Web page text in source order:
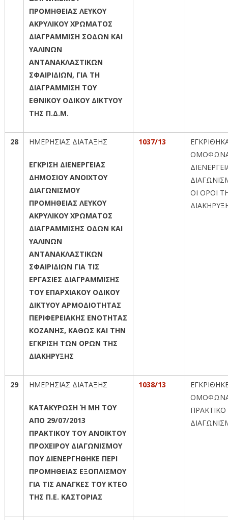
ΠΡΟΜΗΘΕΙΑΣ ΛΕΥΚΟΥ
ΑΚΡΥΛΙΚΟΥ ΧΡΩΜΑΤΟΣ
ΔΙΑΓΡΑΜΜΙΣΗ ΣΟΔΩΝ ΚΑΙ
ΥΑΛΙΝΩΝ
ΑΝΤΑΝΑΚΛΑΣΤΙΚΩΝ
ΣΦΑΙΡΙΔΙΩΝ, ΓΙΑ ΤΗ
ΔΙΑΓΡΑΜΜΙΣΗ ΤΟΥ
ΕΘΝΙΚΟΥ ΟΔΙΚΟΥ ΔΙΚΤΥΟΥ
ΤΗΣ Π.Δ.Μ.
28 ΗΜΕΡΗΣΙΑΣ ΔΙΑΤΑΞΗΣ
ΕΓΚΡΙΣΗ ΔΙΕΝΕΡΓΕΙΑΣ
ΔΗΜΟΣΙΟΥ ΑΝΟΙΧΤΟΥ
ΔΙΑΓΩΝΙΣΜΟΥ
ΠΡΟΜΗΘΕΙΑΣ ΛΕΥΚΟΥ
ΑΚΡΥΛΙΚΟΥ ΧΡΩΜΑΤΟΣ
ΔΙΑΓΡΑΜΜΙΣΗΣ ΟΔΩΝ ΚΑΙ
ΥΑΛΙΝΩΝ
ΑΝΤΑΝΑΚΛΑΣΤΙΚΩΝ
ΣΦΑΙΡΙΔΙΩΝ ΓΙΑ ΤΙΣ
ΕΡΓΑΣΙΕΣ ΔΙΑΓΡΑΜΜΙΣΗΣ
ΤΟΥ ΕΠΑΡΧΙΑΚΟΥ ΟΔΙΚΟΥ
ΔΙΚΤΥΟΥ ΑΡΜΟΔΙΟΤΗΤΑΣ
ΠΕΡΙΦΕΡΕΙΑΚΗΣ ΕΝΟΤΗΤΑΣ
ΚΟΖΑΝΗΣ, ΚΑΘΩΣ ΚΑΙ ΤΗΝ
ΕΓΚΡΙΣΗ ΤΩΝ ΟΡΩΝ ΤΗΣ
ΔΙΑΚΗΡΥΞΗΣ
1037/13
ΟΙ ΟΡΟΙ
29 ΗΜΕΡΗΣΙΑΣ ΔΙΑΤΑΞΗΣ
ΚΑΤΑΚΥΡΩΣΗ Ή ΜΗ ΤΟΥ
ΑΠΟ 29/07/2013
ΠΡΑΚΤΙΚΟΥ ΤΟΥ ΑΝΟΙΚΤΟΥ
ΠΡΟΧΕΙΡΟΥ ΔΙΑΓΩΝΙΣΜΟΥ
ΠΟΥ ΔΙΕΝΕΡΓΗΘΗΚΕ ΠΕΡΙ
ΠΡΟΜΗΘΕΙΑΣ ΕΞΟΠΛΙΣΜΟΥ
ΓΙΑ ΤΙΣ ΑΝΑΓΚΕΣ ΤΟΥ ΚΤΕΟ
ΤΗΣ Π.Ε. ΚΑΣΤΟΡΙΑΣ
1038/13